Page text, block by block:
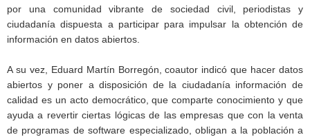
por una comunidad vibrante de sociedad civil, periodistas y
ciudadanía dispuesta a participar para impulsar la obtención de
información en datos abiertos.
A su vez, Eduard Martín Borregón, coautor indicó que hacer datos
abiertos y poner a disposición de la ciudadanía información de
calidad es un acto democrático, que comparte conocimiento y que
ayuda a revertir ciertas lógicas de las empresas que con la venta
de programas de software especializado, obligan a la población a